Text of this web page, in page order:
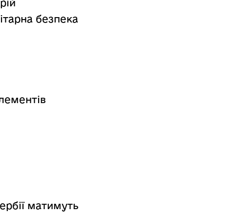
безпека
матимуть